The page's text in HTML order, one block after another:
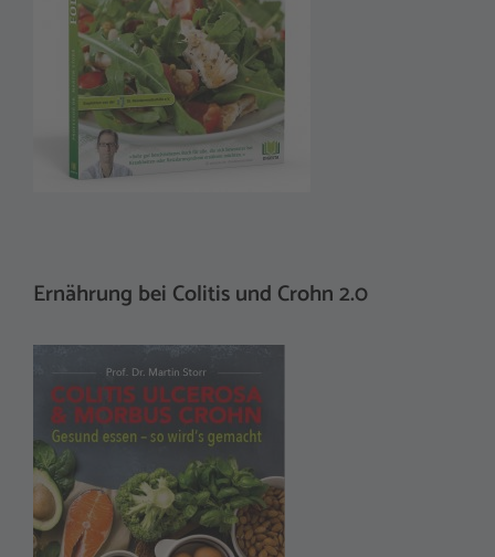
Ernährung bei Colitis und Crohn 2.0